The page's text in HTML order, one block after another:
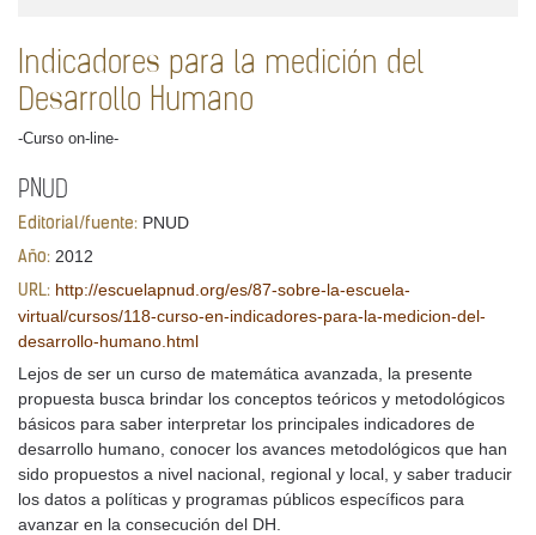
Indicadores para la medición del
Desarrollo Humano
-Curso on-line-
PNUD
Editorial/fuente: PNUD
Año: 2012
URL: http://escuelapnud.org/es/87-sobre-la-escuela-
virtual/cursos/118-curso-en-indicadores-para-la-medicion-del-
desarrollo-humano.html
Lejos de ser un curso de matemática avanzada, la presente
propuesta busca brindar los conceptos teóricos y metodológicos
básicos para saber interpretar los principales indicadores de
desarrollo humano, conocer los avances metodológicos que han
sido propuestos a nivel nacional, regional y local, y saber traducir
los datos a políticas y programas públicos específicos para
avanzar en la consecución del DH.